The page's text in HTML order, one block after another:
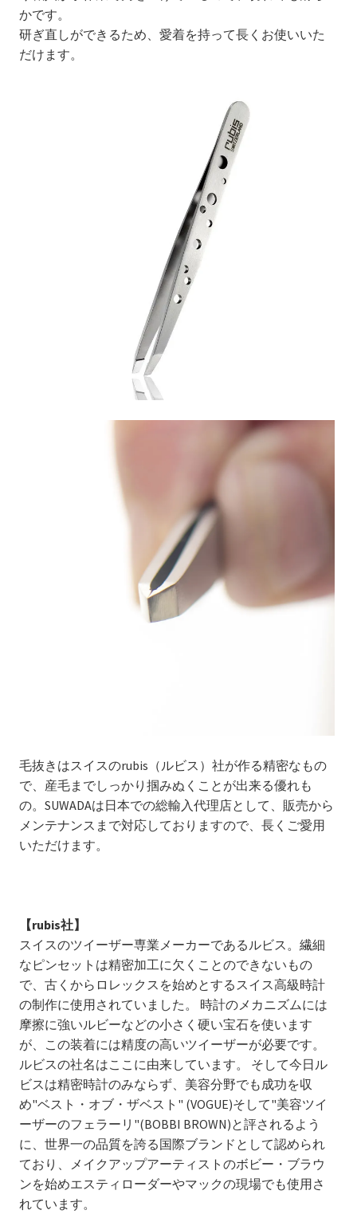
かです。
研ぎ直しができるため、愛着を持って長くお使いいた
だけます。
毛抜きはスイスのrubis（ルビス）社が作る精密なもの
で、産毛までしっかり掴みぬくことが出来る優れも
の。SUWADAは日本での総輸入代理店として、販売から
メンテナンスまで対応しておりますので、長くご愛用
いただけます。
【rubis社】
スイスのツイーザー専業メーカーであるルビス。繊細
なピンセットは精密加工に欠くことのできないもの
で、古くからロレックスを始めとするスイス高級時計
の制作に使用されていました。 時計のメカニズムには
摩擦に強いルビーなどの小さく硬い宝石を使います
が、この装着には精度の高いツイーザーが必要です。
ルビスの社名はここに由来しています。 そして今日ル
ビスは精密時計のみならず、美容分野でも成功を収
め"ベスト・オブ・ザベスト" (VOGUE)そして"美容ツイ
ーザーのフェラーリ"(BOBBI BROWN)と評されるよう
に、世界一の品質を誇る国際ブランドとして認められ
ており、メイクアップアーティストのボビー・ブラウ
ンを始めエスティローダーやマックの現場でも使用さ
れています。